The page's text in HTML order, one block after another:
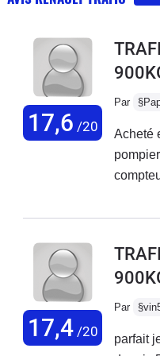
17,6 /20
Par
Acheté
17,4/20
Par
parfait